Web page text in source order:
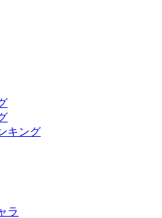
キング
ラ